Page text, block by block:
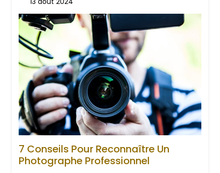
7 Conseils Pour Reconnaître Un
Photographe Professionnel